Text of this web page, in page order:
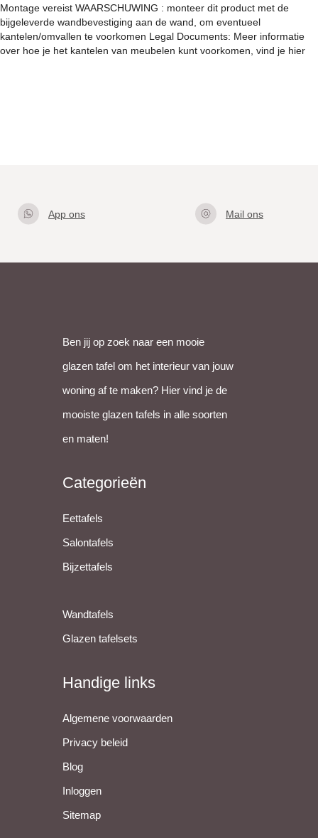
Montage vereist WAARSCHUWING : monteer dit product met de
bijgeleverde wandbevestiging aan de wand, om eventueel
kantelen/omvallen te voorkomen Legal Documents: Meer informatie
over hoe je het kantelen van meubelen kunt voorkomen, vind je hier
App ons
Mail ons
Ben jij op zoek naar een mooie
glazen tafel om het interieur van jouw
woning af te maken? Hier vind je de
mooiste glazen tafels in alle soorten
en maten!
Categorieën
Eettafels
Salontafels
Bijzettafels
Wandtafels
Glazen tafelsets
Handige links
Algemene voorwaarden
Privacy beleid
Blog
Inloggen
Sitemap